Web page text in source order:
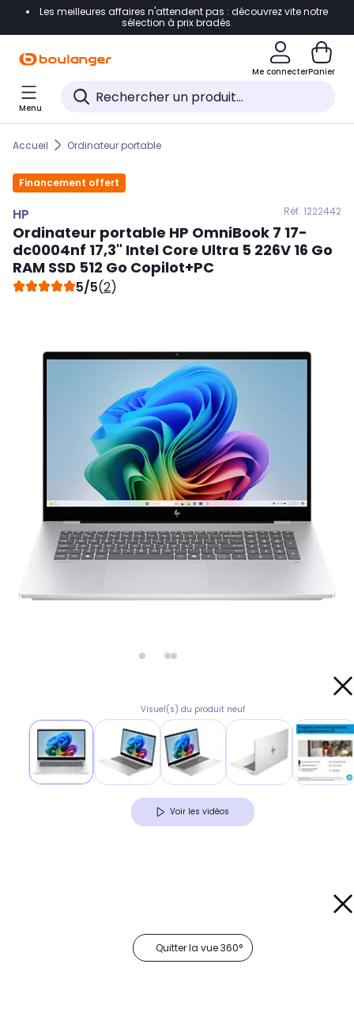
Accéder directement à la navigation
Accéder directement au pied de page
Accéder directement au chatbot
Les meilleures affaires n'attendent pas : découvrez vite notre
sélection à prix bradés.
Me connecterPanier
Menu
Accueil Ordinateur portable
Financement offert
HP Réf. 1222442
Ordinateur portable HP OmniBook 7 17-
dc0004nf 17,3" Intel Core Ultra 5 226V 16 Go
RAM SSD 512 Go Copilot+PC
5/5(2)
Visuel(s) du produit neuf
Voir les vidéos
Quitter la vue 360°